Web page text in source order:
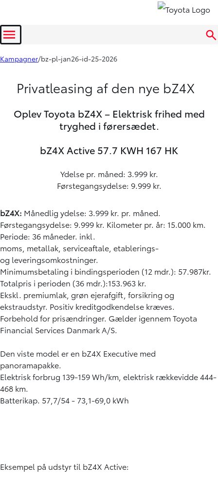
Menu
Kampagner bz-pl-jan26-id-25-2026
Privatleasing af den nye bZ4X
Oplev Toyota bZ4X – Elektrisk frihed med
tryghed i førersædet.
bZ4X Active 57.7 KWH 167 HK
Ydelse pr. måned: 3.999 kr.
Førstegangsydelse: 9.999 kr.
bZ4X: Månedlig ydelse: 3.999 kr. pr. måned.
Førstegangsydelse: 9.999 kr. Kilometer pr. år: 15.000 km.
Periode: 36 måneder. inkl.
moms, metallak, serviceaftale, etablerings-
og leveringsomkostninger.
Minimumsbetaling i bindingsperioden (12 mdr.): 57.987kr.
Totalpris i perioden (36 mdr.):153.963 kr.
Ekskl. premiumlak, grøn ejerafgift, forsikring og
ekstraudstyr. Positiv kreditgodkendelse kræves.
Forbehold for prisændringer. Gælder igennem Toyota
Financial Services Danmark A/S.
Den viste model er en bZ4X Executive med
panoramapakke.
Elektrisk forbrug 139-159 Wh/km, elektrisk rækkevidde 444-
468 km.
Batterikap. 57,7/54 - 73,1-69,0 kWh
Eksempel på udstyr til bZ4X Active: